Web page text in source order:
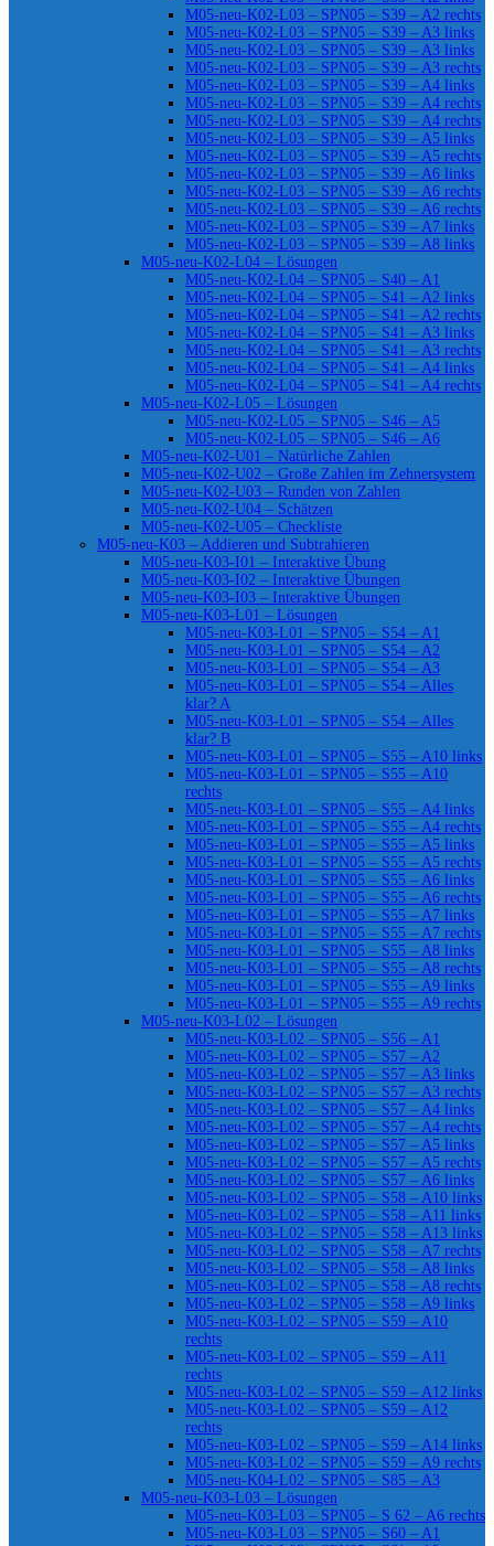
M05-neu-K02-L03 – SPN05 – S39 – A2 rechts
M05-neu-K02-L03 – SPN05 – S39 – A3 links
M05-neu-K02-L03 – SPN05 – S39 – A3 links
M05-neu-K02-L03 – SPN05 – S39 – A3 rechts
M05-neu-K02-L03 – SPN05 – S39 – A4 links
M05-neu-K02-L03 – SPN05 – S39 – A4 rechts
M05-neu-K02-L03 – SPN05 – S39 – A4 rechts
M05-neu-K02-L03 – SPN05 – S39 – A5 links
M05-neu-K02-L03 – SPN05 – S39 – A5 rechts
M05-neu-K02-L03 – SPN05 – S39 – A6 links
M05-neu-K02-L03 – SPN05 – S39 – A6 rechts
M05-neu-K02-L03 – SPN05 – S39 – A6 rechts
M05-neu-K02-L03 – SPN05 – S39 – A7 links
M05-neu-K02-L03 – SPN05 – S39 – A8 links
M05-neu-K02-L04 – Lösungen
M05-neu-K02-L04 – SPN05 – S40 – A1
M05-neu-K02-L04 – SPN05 – S41 – A2 links
M05-neu-K02-L04 – SPN05 – S41 – A2 rechts
M05-neu-K02-L04 – SPN05 – S41 – A3 links
M05-neu-K02-L04 – SPN05 – S41 – A3 rechts
M05-neu-K02-L04 – SPN05 – S41 – A4 links
M05-neu-K02-L04 – SPN05 – S41 – A4 rechts
M05-neu-K02-L05 – Lösungen
M05-neu-K02-L05 – SPN05 – S46 – A5
M05-neu-K02-L05 – SPN05 – S46 – A6
M05-neu-K02-U01 – Natürliche Zahlen
M05-neu-K02-U02 – Große Zahlen im Zehnersystem
M05-neu-K02-U03 – Runden von Zahlen
M05-neu-K02-U04 – Schätzen
M05-neu-K02-U05 – Checkliste
M05-neu-K03 – Addieren und Subtrahieren
M05-neu-K03-I01 – Interaktive Übung
M05-neu-K03-I02 – Interaktive Übungen
M05-neu-K03-I03 – Interaktive Übungen
M05-neu-K03-L01 – Lösungen
M05-neu-K03-L01 – SPN05 – S54 – A1
M05-neu-K03-L01 – SPN05 – S54 – A2
M05-neu-K03-L01 – SPN05 – S54 – A3
M05-neu-K03-L01 – SPN05 – S54 – Alles
klar? A
M05-neu-K03-L01 – SPN05 – S54 – Alles
klar? B
M05-neu-K03-L01 – SPN05 – S55 – A10 links
M05-neu-K03-L01 – SPN05 – S55 – A10
rechts
M05-neu-K03-L01 – SPN05 – S55 – A4 links
M05-neu-K03-L01 – SPN05 – S55 – A4 rechts
M05-neu-K03-L01 – SPN05 – S55 – A5 links
M05-neu-K03-L01 – SPN05 – S55 – A5 rechts
M05-neu-K03-L01 – SPN05 – S55 – A6 links
M05-neu-K03-L01 – SPN05 – S55 – A6 rechts
M05-neu-K03-L01 – SPN05 – S55 – A7 links
M05-neu-K03-L01 – SPN05 – S55 – A7 rechts
M05-neu-K03-L01 – SPN05 – S55 – A8 links
M05-neu-K03-L01 – SPN05 – S55 – A8 rechts
M05-neu-K03-L01 – SPN05 – S55 – A9 links
M05-neu-K03-L01 – SPN05 – S55 – A9 rechts
M05-neu-K03-L02 – Lösungen
M05-neu-K03-L02 – SPN05 – S56 – A1
M05-neu-K03-L02 – SPN05 – S57 – A2
M05-neu-K03-L02 – SPN05 – S57 – A3 links
M05-neu-K03-L02 – SPN05 – S57 – A3 rechts
M05-neu-K03-L02 – SPN05 – S57 – A4 links
M05-neu-K03-L02 – SPN05 – S57 – A4 rechts
M05-neu-K03-L02 – SPN05 – S57 – A5 links
M05-neu-K03-L02 – SPN05 – S57 – A5 rechts
M05-neu-K03-L02 – SPN05 – S57 – A6 links
M05-neu-K03-L02 – SPN05 – S58 – A10 links
M05-neu-K03-L02 – SPN05 – S58 – A11 links
M05-neu-K03-L02 – SPN05 – S58 – A13 links
M05-neu-K03-L02 – SPN05 – S58 – A7 rechts
M05-neu-K03-L02 – SPN05 – S58 – A8 links
M05-neu-K03-L02 – SPN05 – S58 – A8 rechts
M05-neu-K03-L02 – SPN05 – S58 – A9 links
M05-neu-K03-L02 – SPN05 – S59 – A10
rechts
M05-neu-K03-L02 – SPN05 – S59 – A11
rechts
M05-neu-K03-L02 – SPN05 – S59 – A12 links
M05-neu-K03-L02 – SPN05 – S59 – A12
rechts
M05-neu-K03-L02 – SPN05 – S59 – A14 links
M05-neu-K03-L02 – SPN05 – S59 – A9 rechts
M05-neu-K04-L02 – SPN05 – S85 – A3
M05-neu-K03-L03 – Lösungen
M05-neu-K03-L03 – SPN05 – S 62 – A6 rechts
M05-neu-K03-L03 – SPN05 – S60 – A1